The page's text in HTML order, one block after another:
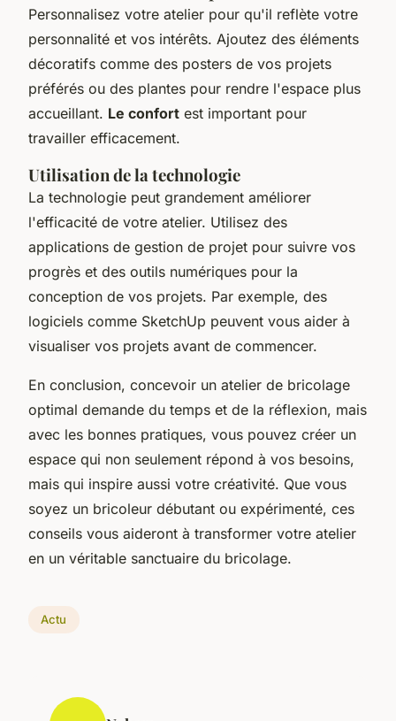
Personnalisez votre atelier pour qu'il reflète votre
personnalité et vos intérêts. Ajoutez des éléments
décoratifs comme des posters de vos projets
préférés ou des plantes pour rendre l'espace plus
accueillant. Le confort est important pour
travailler efficacement.
Utilisation de la technologie
La technologie peut grandement améliorer
l'efficacité de votre atelier. Utilisez des
applications de gestion de projet pour suivre vos
progrès et des outils numériques pour la
conception de vos projets. Par exemple, des
logiciels comme SketchUp peuvent vous aider à
visualiser vos projets avant de commencer.
En conclusion, concevoir un atelier de bricolage
optimal demande du temps et de la réflexion, mais
avec les bonnes pratiques, vous pouvez créer un
espace qui non seulement répond à vos besoins,
mais qui inspire aussi votre créativité. Que vous
soyez un bricoleur débutant ou expérimenté, ces
conseils vous aideront à transformer votre atelier
en un véritable sanctuaire du bricolage.
Actu